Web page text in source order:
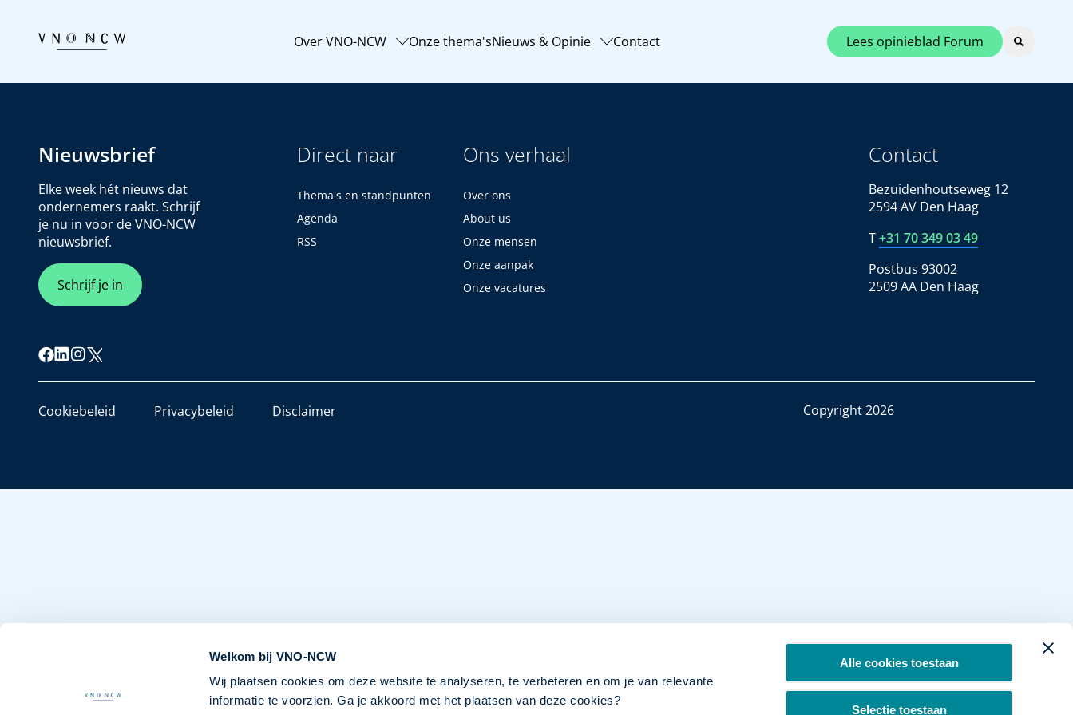
Welkom bij VNO-NCW
Wij plaatsen cookies om deze website te analyseren, te verbeteren en om je van relevante
informatie te voorzien. Ga je akkoord met het plaatsen van deze cookies?
Alle cookies toestaan
Selectie toestaan
Over VNO-NCW Onze thema'sNieuws & Opinie Contact Lees opinieblad Forum
Nieuwsbrief
Elke week hét nieuws dat
ondernemers raakt. Schrijf
je nu in voor de VNO-NCW
nieuwsbrief.
Schrijf je in
Direct naar
Thema's en standpunten
Agenda
RSS
Ons verhaal
Over ons
About us
Onze mensen
Onze aanpak
Onze vacatures
Contact
Bezuidenhoutseweg 12
2594 AV Den Haag
T+31 70 349 03 49
Postbus 93002
2509 AA Den Haag
Cookiebeleid Privacybeleid Disclaimer Copyright 2026